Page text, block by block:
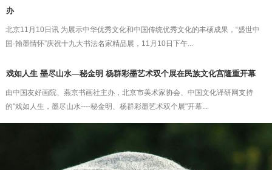
办
北京11月10日讯 为展示中华优秀文化和中国传统优秀文化的丰硕成果，“盛世中
国·翰墨情怀”庆祝十九大书法名家精品展，11月10日下午...
戏如人生 墨尽山水—秘金明 杨群彩墨艺术双个展在民族文化宫隆重开幕
由中国友好画院、燕京书画社主办，北京市美术家协会、中国文化译研网支持
的"戏如人生，墨尽山水----秘金明、杨群彩墨艺术双个展"开幕...